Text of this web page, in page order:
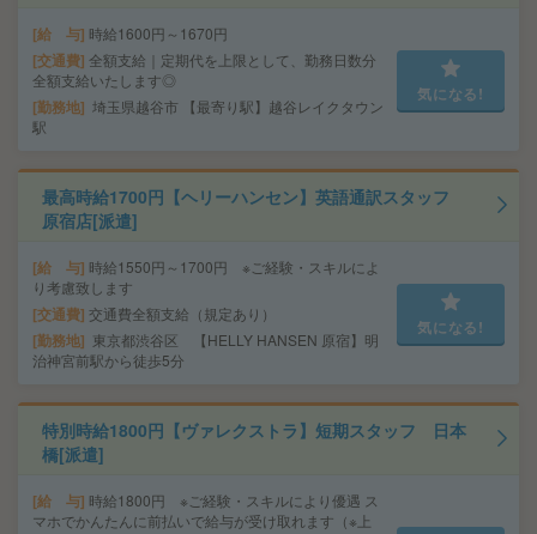
給 与 時給1600円～1670円
交通費 全額支給｜定期代を上限として、勤務日数分
全額支給いたします◎
勤務地 埼玉県越谷市 【最寄り駅】越谷レイクタウン
駅
気になる!
最高時給1700円【ヘリーハンセン】英語通訳スタッフ
原宿店[派遣]
給 与 時給1550円～1700円 ※ご経験・スキルによ
り考慮致します
交通費 交通費全額支給（規定あり）
勤務地
東京都渋谷区 【HELLY HANSEN 原宿】明
治神宮前駅から徒歩5分
気になる!
特別時給1800円【ヴァレクストラ】短期スタッフ 日本
橋[派遣]
給 与 時給1800円 ※ご経験・スキルにより優遇 ス
マホでかんたんに前払いで給与が受け取れます（※上